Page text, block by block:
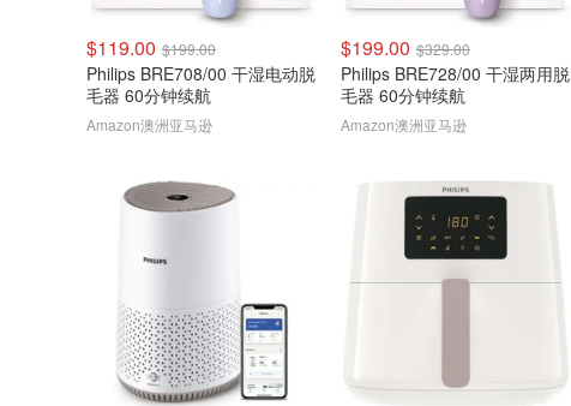
$119.00 $199.00
Philips BRE708/00 干湿电动脱
毛器 60分钟续航
Amazon澳洲亚马逊
$199.00 $329.00
Philips BRE728/00 干湿两用脱
毛器 60分钟续航
Amazon澳洲亚马逊